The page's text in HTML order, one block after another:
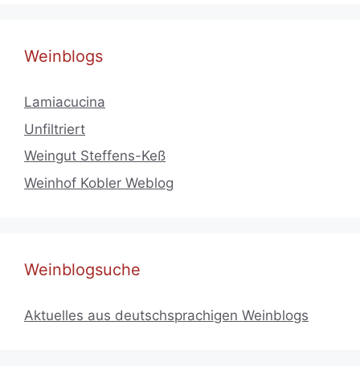
Weinblogs
Lamiacucina
Unfiltriert
Weingut Steffens-Keß
Weinhof Kobler Weblog
Weinblogsuche
Aktuelles aus deutschsprachigen Weinblogs